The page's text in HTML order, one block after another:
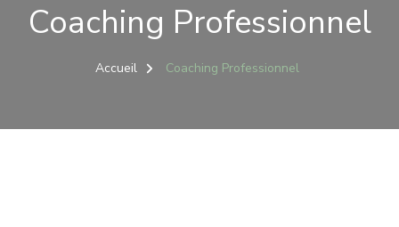
Coaching Professionnel
Accueil Coaching Professionnel